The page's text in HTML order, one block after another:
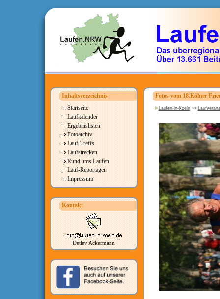
Inhaltsverzeichnis
Startseite
Laufkalender
Ergebnislisten
Fotoarchiv
Lauf-Treffs
Laufstrecken
Rund ums Laufen
Lauf-Reportagen
Impressum
Kontakt
Detlev Ackermann
Fotos vom 18.Kölner
Laufen-in-Koeln>>